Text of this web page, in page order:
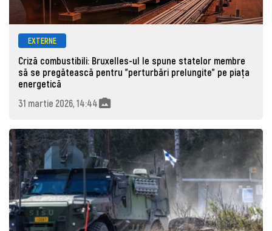
EXTERNE
Criză combustibili: Bruxelles-ul le spune statelor membre
să se pregătească pentru "perturbări prelungite" pe piața
energetică
31 martie 2026, 14:44